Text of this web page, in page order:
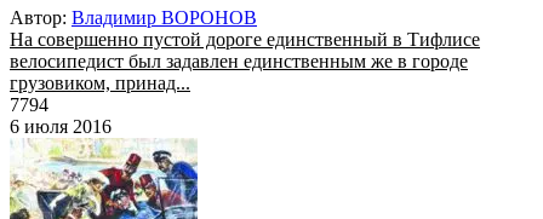
Автор: Владимир ВОРОНОВ
На совершенно пустой дороге единственный в Тифлисе
велосипедист был задавлен единственным же в городе
грузовиком, принад...
7794
6 июля 2016